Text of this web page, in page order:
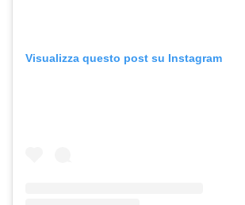
Visualizza questo post su Instagram